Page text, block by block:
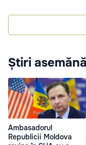
Știri
Ambasadorul
Republicii Moldova